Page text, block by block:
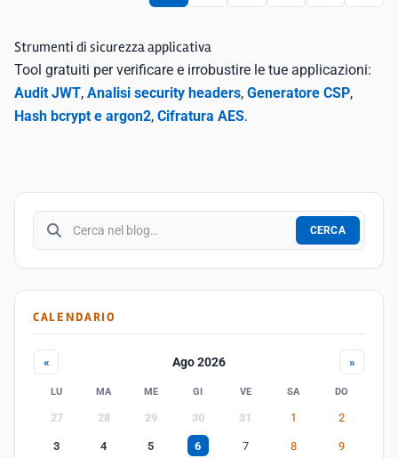
Strumenti di sicurezza applicativa
Tool gratuiti per verificare e irrobustire le tue applicazioni:
Audit JWT, Analisi security headers, Generatore CSP,
Hash bcrypt e argon2, Cifratura AES.
Cerca nel blog
CERCA
CALENDARIO
« Ago 2026 »
LU MA ME GI VE SA DO
27 28 29 30 31 1 2
3 4 5 6 7 8 9